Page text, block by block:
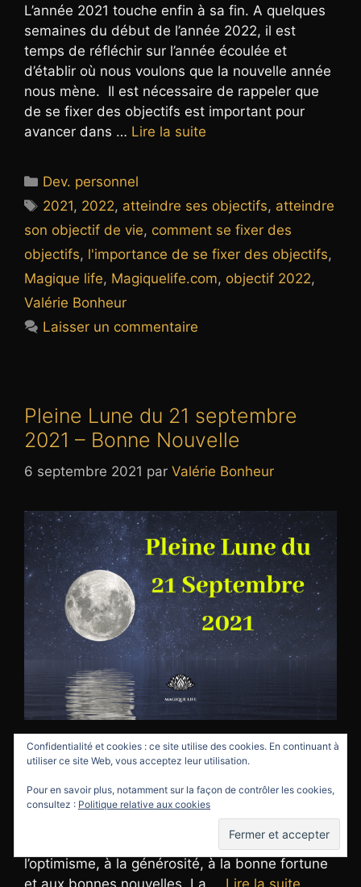
L’année 2021 touche enfin à sa fin. A quelques
semaines du début de l’année 2022, il est
temps de réfléchir sur l’année écoulée et
d’établir où nous voulons que la nouvelle année
nous mène. Il est nécessaire de rappeler que
de se fixer des objectifs est important pour
avancer dans … Lire la suite
Catégories
Dev. personnel
Étiquettes
2021, 2022, atteindre ses objectifs, atteindre
son objectif de vie, comment se fixer des
objectifs, l'importance de se fixer des objectifs,
Magique life, Magiquelife.com, objectif 2022,
Valérie Bonheur
Laisser un commentaire
Pleine Lune du 21 septembre
2021 – Bonne Nouvelle
6 septembre 2021 par Valérie Bonheur
La pleine lune du 21 septembre 2021 à 1h54
(heure de Paris) en Poisson, tombe juste une
heure après Mercure en trigone avec Jupiter.
Ainsi, la signification spirituelle de l’astrologie de
la pleine lune du 21 septembre 2021 est liée à
l’optimisme, à la générosité, à la bonne fortune
et aux bonnes nouvelles. La … Lire la suite
Confidentialité et cookies : ce site utilise des cookies. En continuant à
utiliser ce site Web, vous acceptez leur utilisation.
Pour en savoir plus, notamment sur la façon de contrôler les cookies,
consultez : Politique relative aux cookies